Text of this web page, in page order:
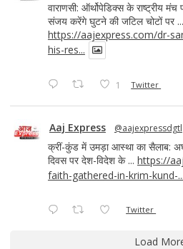
वाराणसी: ऑर्थोपेडिक्स के राष्ट्रीय
संजय करेंगे घुटने की जटिल चोटों पर ...
https://aajexpress.com/dr-
his-res...
1 Twitter
Aaj Express @aajexpressdgtl
क्रीं-कुंड में उमड़ा आस्था का सैलाब:
दिवस पर देश-विदेश के ... https://
faith-gathered-in-krim-kund-...
Twitter
Load